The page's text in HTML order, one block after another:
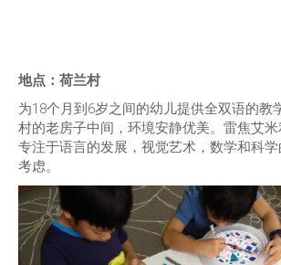
地点：荷兰村
为18个月到6岁之间的幼儿提供全双语的教
村的老房子中间，环境安静优美。雷焦艾米
专注于语言的发展，视觉艺术，数学和科
考虑。